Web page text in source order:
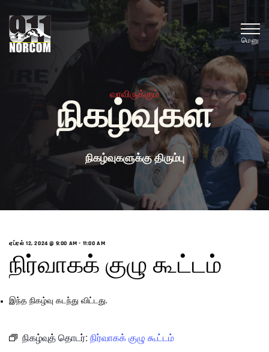
மெனு
வரவிருக்கும்
நிகழ்வுகள்
நிகழ்வுகளுக்கு திரும்பு
ஏப்ரல் 12, 2024 @ 9:00 AM - 11:00 AM
நிர்வாகக் குழு கூட்டம்
இந்த நிகழ்வு கடந்து விட்டது.
நிகழ்வுத் தொடர்: நிர்வாகக் குழு கூட்டம்